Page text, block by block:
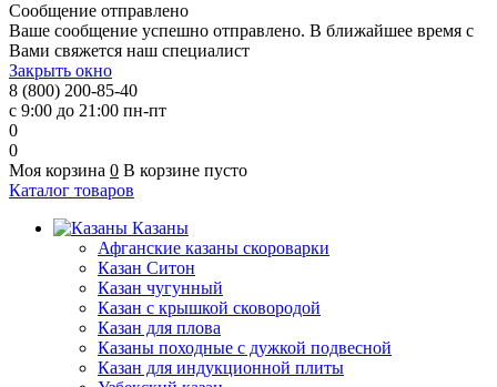
Сообщение отправлено
Ваше сообщение успешно отправлено. В ближайшее время с
Вами свяжется наш специалист
Закрыть окно
8 (800) 200-85-40
с 9:00 до 21:00 пн-пт
0
0
Моя корзина 0 В корзине пусто
Каталог товаров
Казаны
Афганские казаны скороварки
Казан Ситон
Казан чугунный
Казан с крышкой сковородой
Казан для плова
Казаны походные с дужкой подвесной
Казан для индукционной плиты